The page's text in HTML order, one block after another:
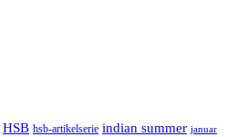
HSB hsb-artikelserie indian summer januar